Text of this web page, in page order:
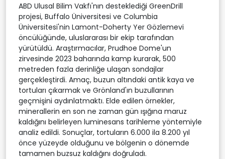
ABD Ulusal Bilim Vakfı'nın desteklediği GreenDrill
projesi, Buffalo Üniversitesi ve Columbia
Üniversitesi'nin Lamont-Doherty Yer Gözlemevi
öncülüğünde, uluslararası bir ekip tarafından
yürütüldü. Araştırmacılar, Prudhoe Dome'un
zirvesinde 2023 baharında kamp kurarak, 500
metreden fazla derinliğe ulaşan sondajlar
gerçekleştirdi. Amaç, buzun altındaki antik kaya ve
tortuları çıkarmak ve Grönland'ın buzullarının
geçmişini aydınlatmaktı. Elde edilen örnekler,
minerallerin en son ne zaman gün ışığına maruz
kaldığını belirleyen luminesans tarihleme yöntemiyle
analiz edildi. Sonuçlar, tortuların 6.000 ila 8.200 yıl
önce yüzeyde olduğunu ve bölgenin o dönemde
tamamen buzsuz kaldığını doğruladı.